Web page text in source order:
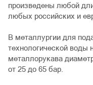
произведены любой
любых российских и
В металлургии для
технологической воды
металлорукава
от 25 до 65 бар.